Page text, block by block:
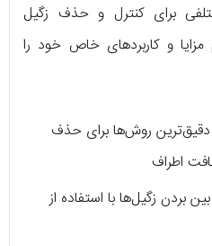
برای کنترل و حذف زگیل
و کاربردهای خاص خود را
دقیق‌ترین روش‌ها برای حذف
اطراف
بین بردن زگیل‌ها با استفاده از